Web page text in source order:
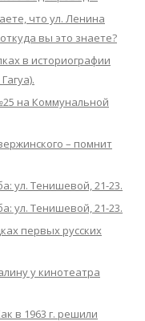
что ул. Ленина
вы это знаете?
в историографии
на Коммунальной
– помнит
ул. Тенишевой, 21-23.
ул. Тенишевой, 21-23.
первых русских
у кинотеатра
в 1963 г. решили